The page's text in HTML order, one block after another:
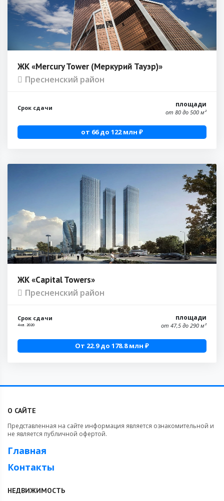
ЖК «Mercury Tower (Меркурий Тауэр)»
Пресненский район
Срок сдачи площади
от 80 до 500 м²
от 66 до 122 млн ₽
ЖК «Capital Towers»
Пресненский район
Срок сдачи
4 кв. 2020
площади
от 47,5 до 290 м²
От 22.9 до 178.8 млн ₽
О САЙТЕ
Представленная на сайте информация является ознакомительной и
не является публичной офертой.
Главная
Контакты
НЕДВИЖИМОСТЬ